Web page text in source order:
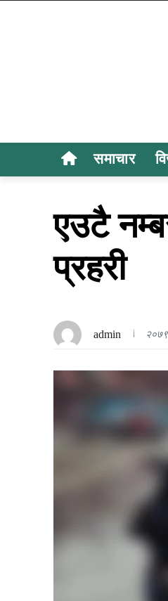
समाचार
एउटै
प्रहरी
admin